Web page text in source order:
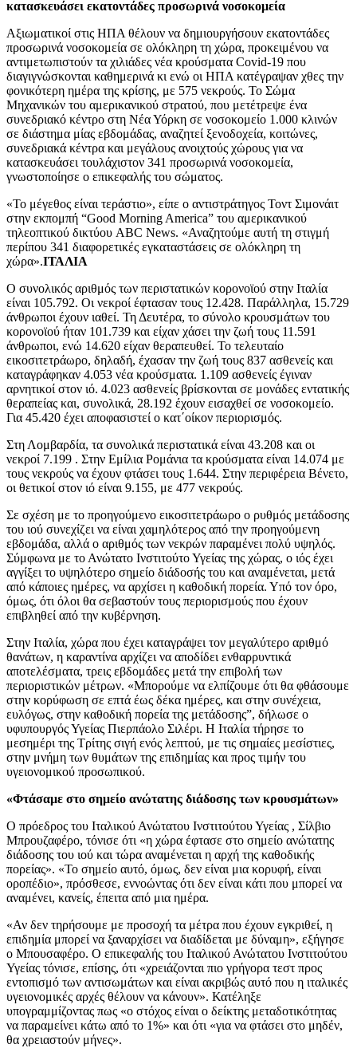
κατασκευάσει εκατοντάδες προσωρινά νοσοκομεία
Αξιωματικοί στις ΗΠΑ θέλουν να δημιουργήσουν εκατοντάδες
προσωρινά νοσοκομεία σε ολόκληρη τη χώρα, προκειμένου να
αντιμετωπιστούν τα χιλιάδες νέα κρούσματα Covid-19 που
διαγιγνώσκονται καθημερινά κι ενώ οι ΗΠΑ κατέγραψαν χθες την
φονικότερη ημέρα της κρίσης, με 575 νεκρούς. Το Σώμα
Μηχανικών του αμερικανικού στρατού, που μετέτρεψε ένα
συνεδριακό κέντρο στη Νέα Υόρκη σε νοσοκομείο 1.000 κλινών
σε διάστημα μίας εβδομάδας, αναζητεί ξενοδοχεία, κοιτώνες,
συνεδριακά κέντρα και μεγάλους ανοιχτούς χώρους για να
κατασκευάσει τουλάχιστον 341 προσωρινά νοσοκομεία,
γνωστοποίησε ο επικεφαλής του σώματος.
«Το μέγεθος είναι τεράστιο», είπε ο αντιστράτηγος Τοντ Σιμονάιτ
στην εκπομπή “Good Morning America” του αμερικανικού
τηλεοπτικού δικτύου ABC News. «Αναζητούμε αυτή τη στιγμή
περίπου 341 διαφορετικές εγκαταστάσεις σε ολόκληρη τη
χώρα».ΙΤΑΛΙΑ
Ο συνολικός αριθμός των περιστατικών κορονοϊού στην Ιταλία
είναι 105.792. Οι νεκροί έφτασαν τους 12.428. Παράλληλα, 15.729
άνθρωποι έχουν ιαθεί. Τη Δευτέρα, το σύνολο κρουσμάτων του
κορονοϊού ήταν 101.739 και είχαν χάσει την ζωή τους 11.591
άνθρωποι, ενώ 14.620 είχαν θεραπευθεί. Το τελευταίο
εικοσιτετράωρο, δηλαδή, έχασαν την ζωή τους 837 ασθενείς και
καταγράφηκαν 4.053 νέα κρούσματα. 1.109 ασθενείς έγιναν
αρνητικοί στον ιό. 4.023 ασθενείς βρίσκονται σε μονάδες εντατικής
θεραπείας και, συνολικά, 28.192 έχουν εισαχθεί σε νοσοκομείο.
Για 45.420 έχει αποφασιστεί ο κατ΄οίκον περιορισμός.
Στη Λομβαρδία, τα συνολικά περιστατικά είναι 43.208 και οι
νεκροί 7.199 . Στην Εμίλια Ρομάνια τα κρούσματα είναι 14.074 με
τους νεκρούς να έχουν φτάσει τους 1.644. Στην περιφέρεια Βένετο,
οι θετικοί στον ιό είναι 9.155, με 477 νεκρούς.
Σε σχέση με το προηγούμενο εικοσιτετράωρο ο ρυθμός μετάδοσης
του ιού συνεχίζει να είναι χαμηλότερος από την προηγούμενη
εβδομάδα, αλλά ο αριθμός των νεκρών παραμένει πολύ υψηλός.
Σύμφωνα με το Ανώτατο Ινστιτούτο Υγείας της χώρας, ο ιός έχει
αγγίξει το υψηλότερο σημείο διάδοσής του και αναμένεται, μετά
από κάποιες ημέρες, να αρχίσει η καθοδική πορεία. Υπό τον όρο,
όμως, ότι όλοι θα σεβαστούν τους περιορισμούς που έχουν
επιβληθεί από την κυβέρνηση.
Στην Ιταλία, χώρα που έχει καταγράψει τον μεγαλύτερο αριθμό
θανάτων, η καραντίνα αρχίζει να αποδίδει ενθαρρυντικά
αποτελέσματα, τρεις εβδομάδες μετά την επιβολή των
περιοριστικών μέτρων. «Μπορούμε να ελπίζουμε ότι θα φθάσουμε
στην κορύφωση σε επτά έως δέκα ημέρες, και στην συνέχεια,
ευλόγως, στην καθοδική πορεία της μετάδοσης”, δήλωσε ο
υφυπουργός Υγείας Πιερπάολο Σιλέρι. Η Ιταλία τήρησε το
μεσημέρι της Τρίτης σιγή ενός λεπτού, με τις σημαίες μεσίστιες,
στην μνήμη των θυμάτων της επιδημίας και προς τιμήν του
υγειονομικού προσωπικού.
«Φτάσαμε στο σημείο ανώτατης διάδοσης των κρουσμάτων»
Ο πρόεδρος του Ιταλικού Ανώτατου Ινστιτούτου Υγείας , Σίλβιο
Μπρουζαφέρο, τόνισε ότι «η χώρα έφτασε στο σημείο ανώτατης
διάδοσης του ιού και τώρα αναμένεται η αρχή της καθοδικής
πορείας». «Το σημείο αυτό, όμως, δεν είναι μια κορυφή, είναι
οροπέδιο», πρόσθεσε, εννοώντας ότι δεν είναι κάτι που μπορεί να
αναμένει, κανείς, έπειτα από μια ημέρα.
«Αν δεν τηρήσουμε με προσοχή τα μέτρα που έχουν εγκριθεί, η
επιδημία μπορεί να ξαναρχίσει να διαδίδεται με δύναμη», εξήγησε
ο Μπουσαφέρο. Ο επικεφαλής του Ιταλικού Ανώτατου Ινστιτούτου
Υγείας τόνισε, επίσης, ότι «χρειάζονται πιο γρήγορα τεστ προς
εντοπισμό των αντισωμάτων και είναι ακριβώς αυτό που η ιταλικές
υγειονομικές αρχές θέλουν να κάνουν». Κατέληξε
υπογραμμίζοντας πως «ο στόχος είναι ο δείκτης μεταδοτικότητας
να παραμείνει κάτω από το 1%» και ότι «για να φτάσει στο μηδέν,
θα χρειαστούν μήνες».